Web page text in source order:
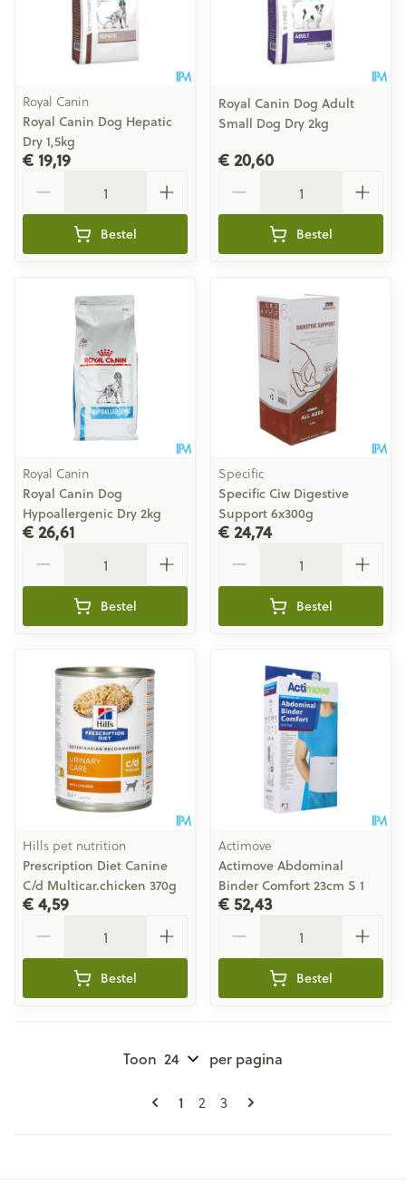
Royal Canin
Royal Canin Dog Hepatic
Dry 1,5kg
€ 19,19
Bestel
Royal Canin Dog Adult
Small Dog Dry 2kg
€ 20,60
Bestel
Royal Canin
Royal Canin Dog
Hypoallergenic Dry 2kg
€ 26,61
Bestel
Specific
Specific Ciw Digestive
Support 6x300g
€ 24,74
Bestel
Hills pet nutrition
Prescription Diet Canine
C/d Multicar.chicken 370g
€ 4,59
Bestel
Actimove
Actimove Abdominal
Binder Comfort 23cm S 1
€ 52,43
Bestel
Pagina's
U lees momenteel pagina
1 Pagina
2 Pagina
3
Toon per pagina